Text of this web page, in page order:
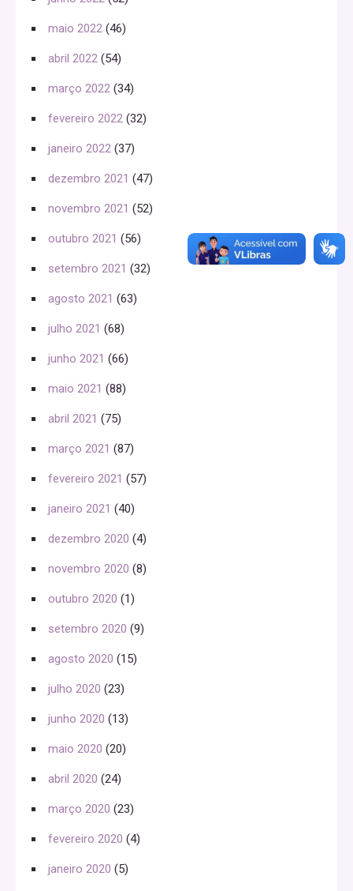
maio 2022 (46)
abril 2022 (54)
março 2022 (34)
fevereiro 2022 (32)
janeiro 2022 (37)
dezembro 2021 (47)
novembro 2021 (52)
outubro 2021 (56)
setembro 2021 (32)
agosto 2021 (63)
julho 2021 (68)
junho 2021 (66)
maio 2021 (88)
abril 2021 (75)
março 2021 (87)
fevereiro 2021 (57)
janeiro 2021 (40)
dezembro 2020 (4)
novembro 2020 (8)
outubro 2020 (1)
setembro 2020 (9)
agosto 2020 (15)
julho 2020 (23)
junho 2020 (13)
maio 2020 (20)
abril 2020 (24)
março 2020 (23)
fevereiro 2020 (4)
janeiro 2020 (5)